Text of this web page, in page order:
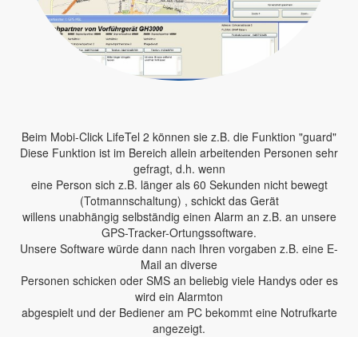
Beim Mobi-Click LifeTel 2 können sie z.B. die Funktion "guard"
Diese Funktion ist im Bereich allein arbeitenden Personen sehr
gefragt, d.h. wenn
eine Person sich z.B. länger als 60 Sekunden nicht bewegt
(Totmannschaltung) , schickt das Gerät
willens unabhängig selbständig einen Alarm an z.B. an unsere
GPS-Tracker-Ortungssoftware.
Unsere Software würde dann nach Ihren vorgaben z.B. eine E-
Mail an diverse
Personen schicken oder SMS an beliebig viele Handys oder es
wird ein Alarmton
abgespielt und der Bediener am PC bekommt eine Notrufkarte
angezeigt.